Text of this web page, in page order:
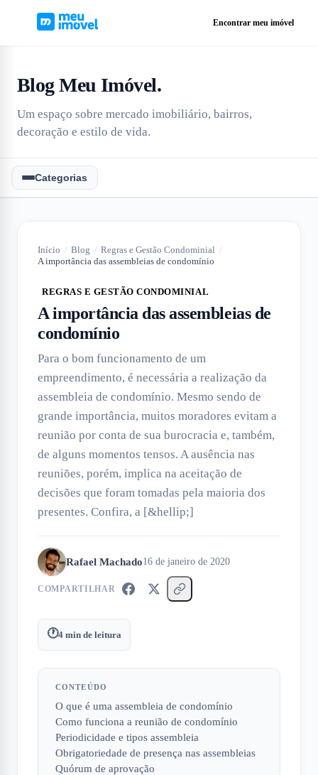
Encontrar meu imóvel
Blog Meu Imóvel.
Um espaço sobre mercado imobiliário, bairros,
decoração e estilo de vida.
Categorias
Início / Blog / Regras e Gestão Condominial /
A importância das assembleias de condomínio
REGRAS E GESTÃO CONDOMINIAL
A importância das assembleias de
condomínio
Para o bom funcionamento de um
empreendimento, é necessária a realização da
assembleia de condomínio. Mesmo sendo de
grande importância, muitos moradores evitam a
reunião por conta de sua burocracia e, também,
de alguns momentos tensos. A ausência nas
reuniões, porém, implica na aceitação de
decisões que foram tomadas pela maioria dos
presentes. Confira, a [&hellip;]
Rafael Machado16 de janeiro de 2020
COMPARTILHAR
🕐4 min de leitura
CONTEÚDO
O que é uma assembleia de condomínio
Como funciona a reunião de condomínio
Periodicidade e tipos assembleia
Obrigatoriedade de presença nas assembleias
Quórum de aprovação